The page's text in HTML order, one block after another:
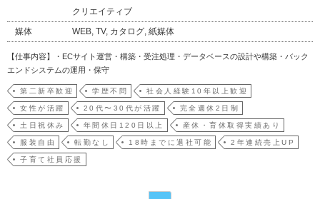
クリエイティブ
媒体
WEB, TV, カタログ, 紙媒体
【仕事内容】・ECサイト運営・構築・受注処理・データベースの設計や構築・バック
エンドシステムの運用・保守
第二新卒歓迎 学歴不問 社会人経験10年以上歓迎
女性が活躍 20代〜30代が活躍 完全週休2日制
土日祝休み 年間休日120日以上 産休・育休取得実績あり
服装自由 転勤なし 18時までに退社可能 2年連続売上UP
子育て社員応援